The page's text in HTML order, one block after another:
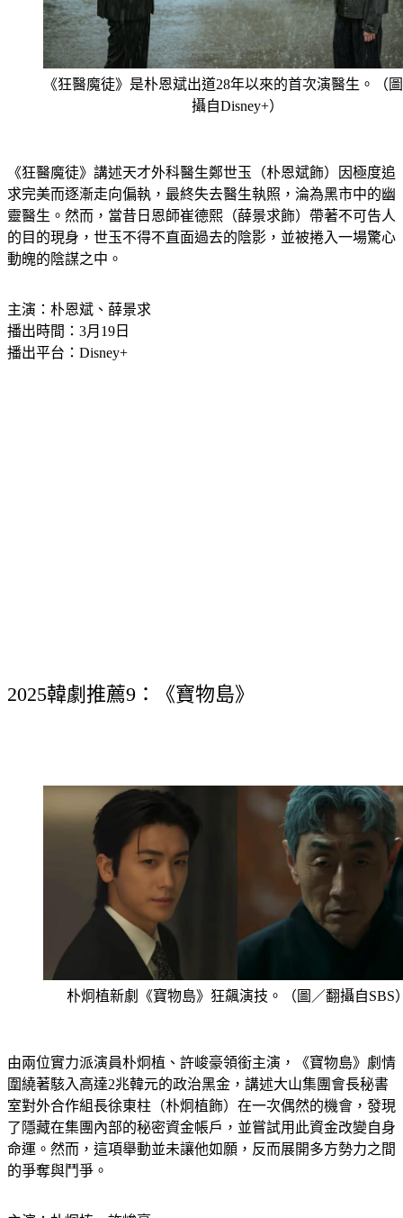
《狂醫魔徒》是朴恩斌出道28年以來的首次演醫生。（
攝自Disney+）
《狂醫魔徒》講述天才外科醫生鄭世玉（朴恩斌飾）因極度追
求完美而逐漸走向偏執，最終失去醫生執照，淪為黑市中的幽
靈醫生。然而，當昔日恩師崔德熙（薛景求飾）帶著不可告人
的目的現身，世玉不得不直面過去的陰影，並被捲入一場驚心
動魄的陰謀之中。
主演：朴恩斌、薛景求
播出時間：3月19日
播出平台：Disney+
2025韓劇推薦9：《寶物島》
朴炯植新劇《寶物島》狂飆演技。（圖／翻攝自SBS
由兩位實力派演員朴炯植、許峻豪領銜主演，《寶物島》劇情
圍繞著駭入高達2兆韓元的政治黑金，講述大山集團會長秘書
室對外合作組長徐東柱（朴炯植飾）在一次偶然的機會，發現
了隱藏在集團內部的秘密資金帳戶，並嘗試用此資金改變自身
命運。然而，這項舉動並未讓他如願，反而展開多方勢力之間
的爭奪與鬥爭。